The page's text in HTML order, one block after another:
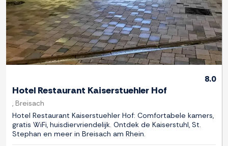
8.0
Hotel Restaurant Kaiserstuehler Hof
, Breisach
Hotel Restaurant Kaiserstuehler Hof: Comfortabele kamers,
gratis WiFi, huisdiervriendelijk. Ontdek de Kaiserstuhl, St.
Stephan en meer in Breisach am Rhein.